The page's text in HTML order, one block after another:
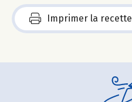
Imprimer la recette